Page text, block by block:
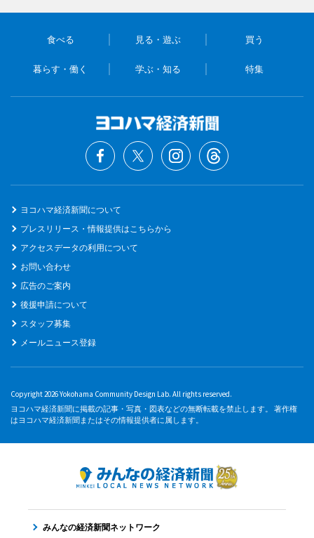
食べる 見る・遊ぶ 買う
暮らす・働く 学ぶ・知る 特集
ヨコハマ経済新聞について
プレスリリース・情報提供はこちらから
アクセスデータの利用について
お問い合わせ
広告のご案内
後援申請について
スタッフ募集
メールニュース登録
Copyright 2026 Yokohama Community Design Lab. All rights reserved.
ヨコハマ経済新聞に掲載の記事・写真・図表などの無断転載を禁止します。 著作権
はヨコハマ経済新聞またはその情報提供者に属します。
みんなの経済新聞ネットワーク